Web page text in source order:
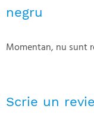
negru
Momentan, nu sunt
Scrie un